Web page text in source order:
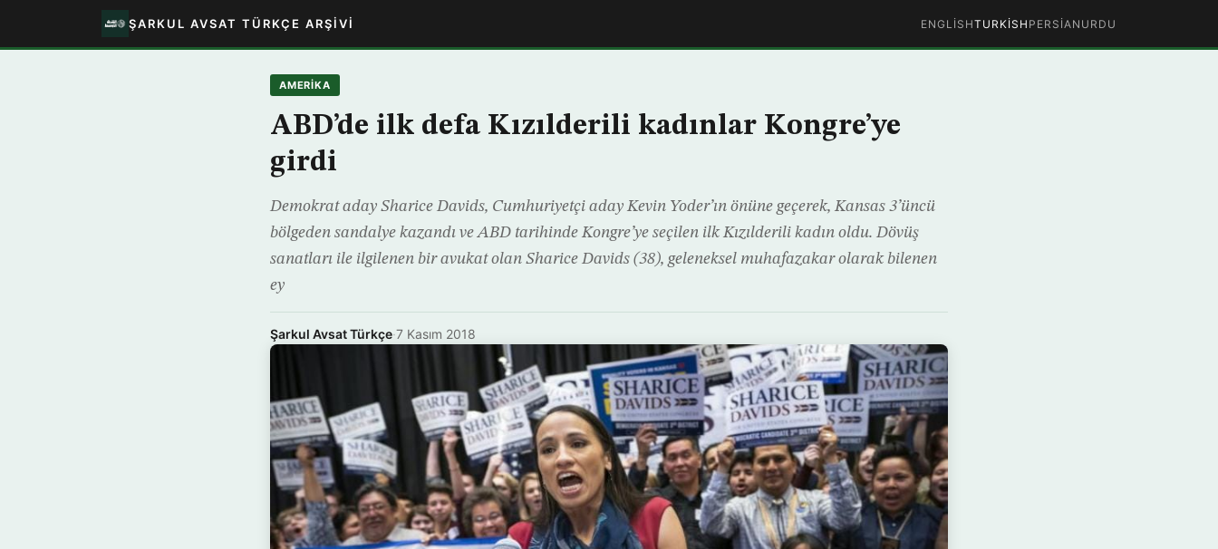
ŞARKUL AVSAT TÜRKÇE ARŞIVI ENGLISHTURKISH PERSIAN URDU
AMERIKA
ABD’de ilk defa Kızılderili kadınlar Kongre’ye
girdi
Demokrat aday Sharice Davids, Cumhuriyetçi aday Kevin Yoder’ın önüne geçerek, Kansas 3’üncü
bölgeden sandalye kazandı ve ABD tarihinde Kongre’ye seçilen ilk Kızılderili kadın oldu. Dövüş
sanatları ile ilgilenen bir avukat olan Sharice Davids (38), geleneksel muhafazakar olarak bilenen
ey
Şarkul Avsat Türkçe·7 Kasım 2018